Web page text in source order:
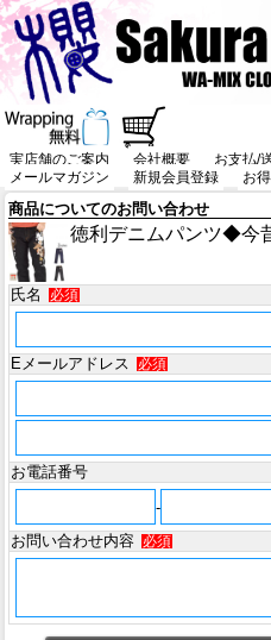
実店舗のご案内 会社概要 お支払/
メールマガジン
新規会員登録 お
商品についてのお問い合わせ
徳利デニムパンツ◆今
氏名 必須
Eメールアドレス 必須
お電話番号
-
お問い合わせ内容
必須